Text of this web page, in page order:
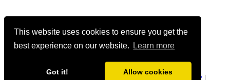
This website uses cookies to ensure you get the
best experience on our website.
Learn more
Got it! Allow cookies
Privacy |